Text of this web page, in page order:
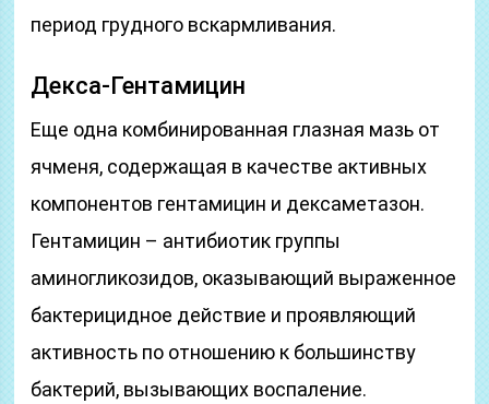
период грудного вскармливания.
Декса-Гентамицин
Еще одна комбинированная глазная мазь от
ячменя, содержащая в качестве активных
компонентов гентамицин и дексаметазон.
Гентамицин – антибиотик группы
аминогликозидов, оказывающий выраженное
бактерицидное действие и проявляющий
активность по отношению к большинству
бактерий, вызывающих воспаление.